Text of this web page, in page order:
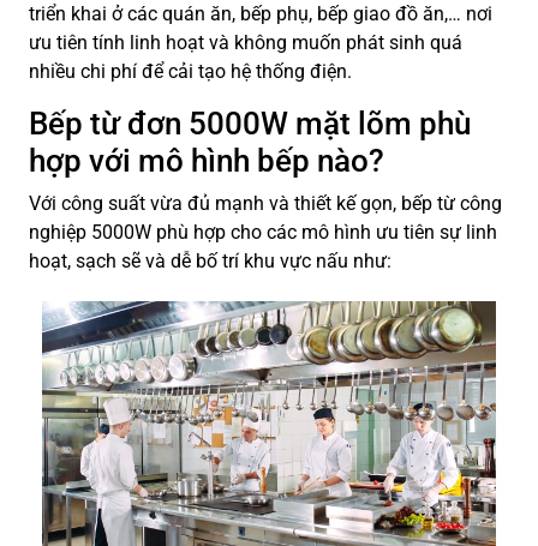
triển khai ở các quán ăn, bếp phụ, bếp giao đồ ăn,… nơi
ưu tiên tính linh hoạt và không muốn phát sinh quá
nhiều chi phí để cải tạo hệ thống điện.
Bếp từ đơn 5000W mặt lõm phù
hợp với mô hình bếp nào?
Với công suất vừa đủ mạnh và thiết kế gọn, bếp từ công
nghiệp 5000W phù hợp cho các mô hình ưu tiên sự linh
hoạt, sạch sẽ và dễ bố trí khu vực nấu như: